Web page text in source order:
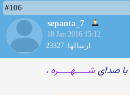
#106
sepanta_7
18 Jan 2016 15:12
ارسالها: 23327
با صدایشـــــهـــــره ،